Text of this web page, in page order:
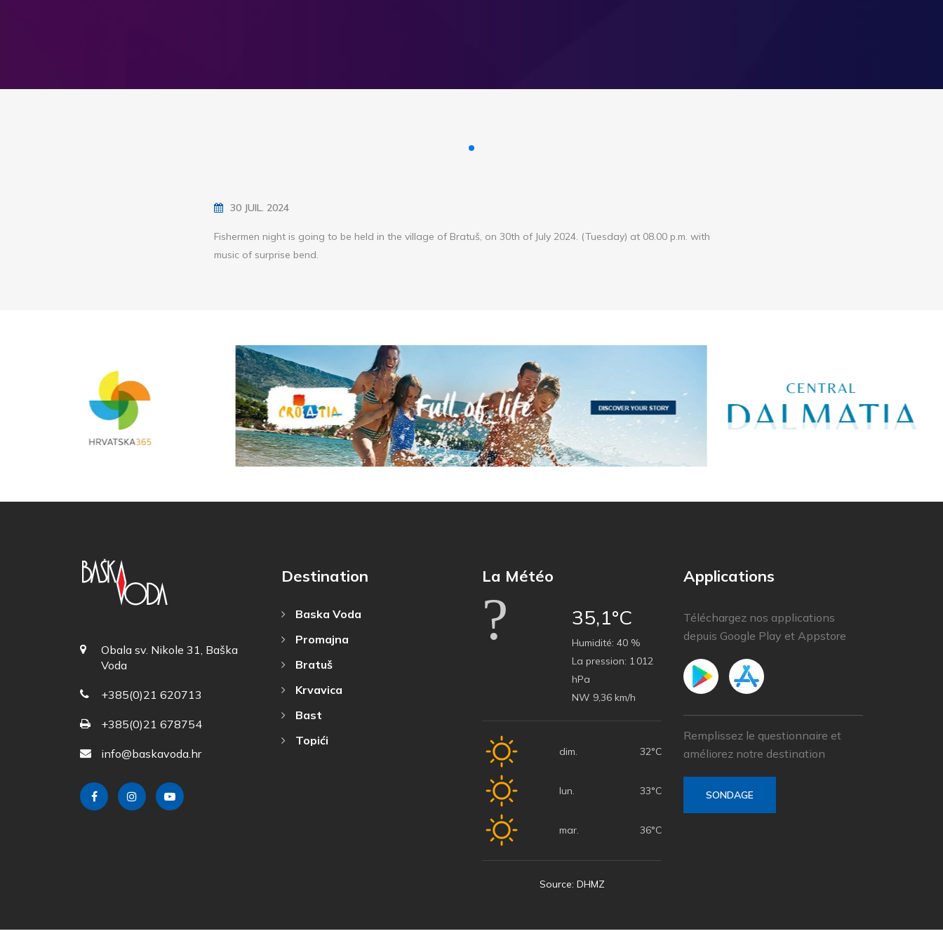
30 JUIL. 2024
Fishermen night is going to be held in the village of Bratuš, on 30th of July 2024. (Tuesday) at 08.00 p.m. with
music of surprise bend.
Obala sv. Nikole 31, Baška
Voda
+385(0)21 620713
+385(0)21 678754
info@baskavoda.hr
Destination
Baska Voda
Promajna
Bratuš
Krvavica
Bast
Topići
La Météo
35,1°C
Humidité: 40 %
La pression: 1 012
hPa
NW 9,36 km/h
dim. 32°C
lun. 33°C
mar. 36°C
Source: DHMZ
Applications
Téléchargez nos applications
depuis Google Play et Appstore
Remplissez le questionnaire et
améliorez notre destination
SONDAGE